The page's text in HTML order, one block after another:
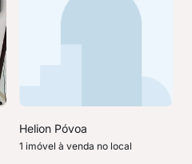
Helion Póvoa
1 imóvel à venda no local